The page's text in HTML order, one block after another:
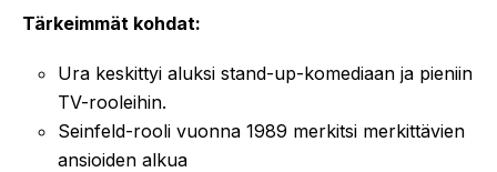
Tärkeimmät kohdat:
Ura keskittyi aluksi stand-up-komediaan ja pieniin
TV-rooleihin.
Seinfeld-rooli vuonna 1989 merkitsi merkittävien
ansioiden alkua